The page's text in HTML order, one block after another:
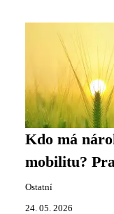
Kdo má
mobilitu?
Ostatní
24. 05. 2026